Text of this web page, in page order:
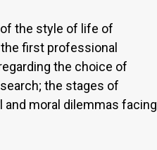
the style of life of
first professional
the choice of
the stages of
and moral dilemmas facing